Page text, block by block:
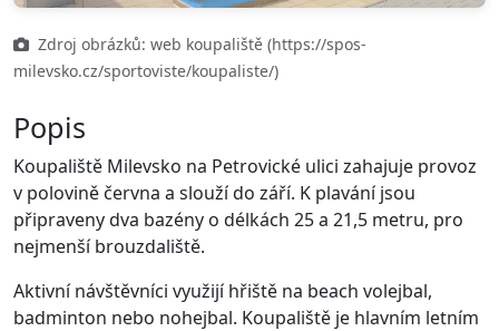
Zdroj obrázků: web koupaliště (https://spos-
milevsko.cz/sportoviste/koupaliste/)
Popis
Koupaliště Milevsko na Petrovické ulici zahajuje provoz
v polovině června a slouží do září. K plavání jsou
připraveny dva bazény o délkách 25 a 21,5 metru, pro
nejmenší brouzdaliště.
Aktivní návštěvníci využijí hřiště na beach volejbal,
badminton nebo nohejbal. Koupaliště je hlavním letním